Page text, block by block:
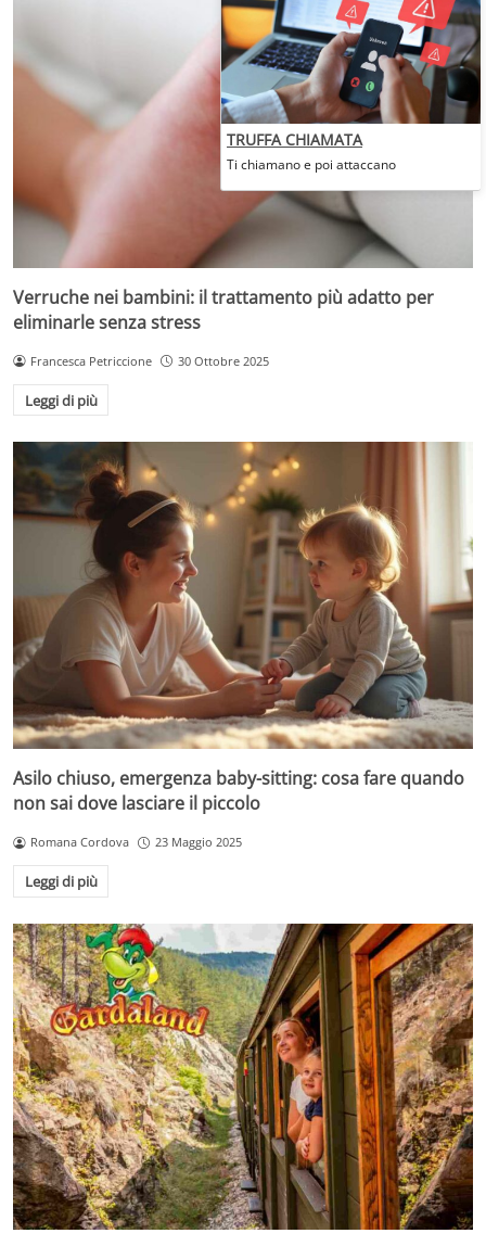
Verruche nei bambini: il trattamento più adatto per
eliminarle senza stress
Francesca Petriccione 30 Ottobre 2025
Leggi di più
Asilo chiuso, emergenza baby-sitting: cosa fare quando
non sai dove lasciare il piccolo
Romana Cordova 23 Maggio 2025
Leggi di più
TRUFFA CHIAMATA
Ti chiamano e poi attaccano